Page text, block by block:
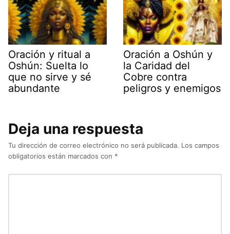
Oración y ritual a
Oshún: Suelta lo
que no sirve y sé
abundante
Oración a Oshún y
la Caridad del
Cobre contra
peligros y enemigos
Deja una respuesta
Tu dirección de correo electrónico no será publicada. Los campos
obligatorios están marcados con *